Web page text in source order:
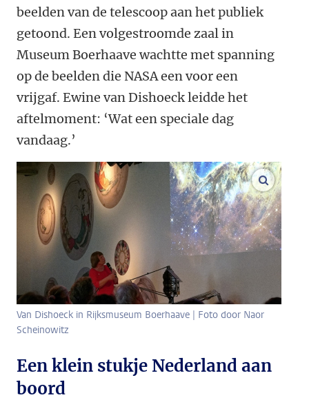
beelden van de telescoop aan het publiek
getoond. Een volgestroomde zaal in
Museum Boerhaave wachtte met spanning
op de beelden die NASA een voor een
vrijgaf. Ewine van Dishoeck leidde het
aftelmoment: ‘Wat een speciale dag
vandaag.’
Van Dishoeck in Rijksmuseum Boerhaave | Foto door Naor
Scheinowitz
Een klein stukje Nederland aan
boord